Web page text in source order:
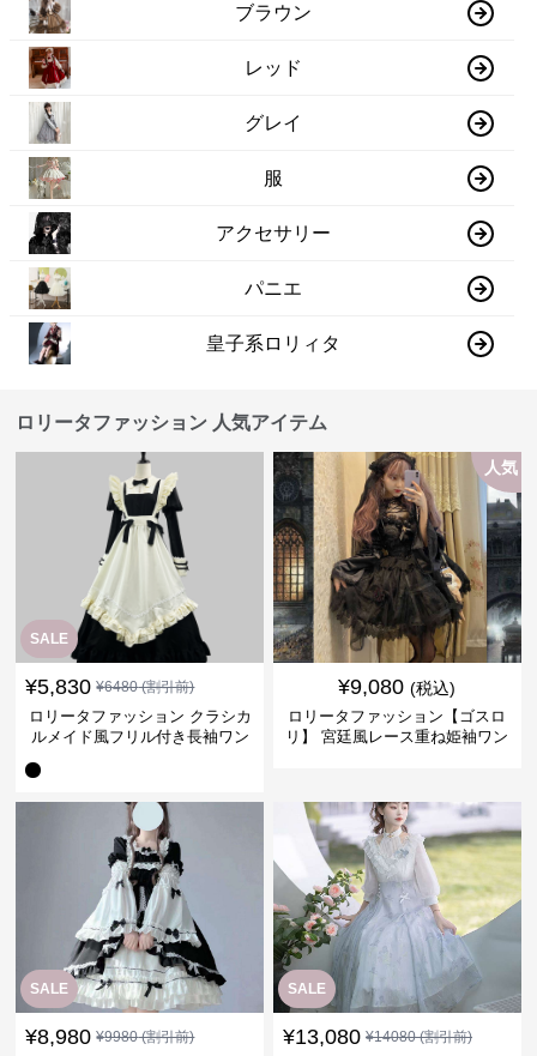
ブラウン
レッド
グレイ
服
アクセサリー
パニエ
皇子系ロリィタ
ロリータファッション 人気アイテム
SALE
¥5,830 ¥6480(割引前)
ロリータファッション クラシカ
ルメイド風フリル付き長袖ワン
人気
¥9,080 (税込)
ロリータファッション【ゴスロ
リ】 宮廷風レース重ね姫袖ワン
SALE
¥8,980 ¥9980(割引前)
SALE
¥13,080 ¥14080(割引前)